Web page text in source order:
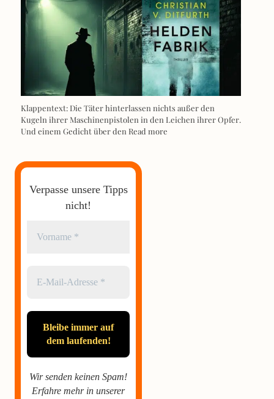
Klappentext: Die Täter hinterlassen nichts außer den
Kugeln ihrer Maschinenpistolen in den Leichen ihrer Opfer.
Und einem Gedicht über den Read more
Verpasse unsere Tipps
nicht!
Wir senden keinen Spam!
Erfahre mehr in unserer